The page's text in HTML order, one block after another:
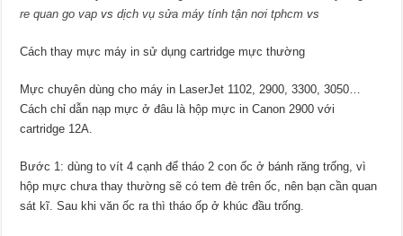
re quan go vap vsdịch vụ sửa máy tính tận nơi tphcm vs
Cách thay mực máy in sử dụng cartridge mực thường
Mực chuyên dùng cho máy in LaserJet 1102, 2900, 3300, 3050…
Cách chỉ dẫn nạp mực ở đâu là hộp mực in Canon 2900 với
cartridge 12A.
Bước 1: dùng to vít 4 cạnh để tháo 2 con ốc ở bánh răng trống, vì
hộp mực chưa thay thường sẽ có tem đè trên ốc, nên bạn cần quan
sát kĩ. Sau khi văn ốc ra thì tháo ốp ở khúc đầu trống.